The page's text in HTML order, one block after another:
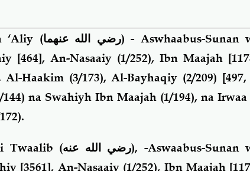
‘Aliy (رضي الله عنهما) - Aswhaabus-Sunan
[464], An-Nasaaiy (1/252), Ibn Maajah
Al-Haakim (3/173), Al-Bayhaqiy (2/209) [497,
na Swahiyh Ibn Maajah (1/194), na
(2/172).
Twaalib (رضي الله عنه), -Aswaabus-Sunan
[3561], An-Nasaaiy (1/252), Ibn Maajah